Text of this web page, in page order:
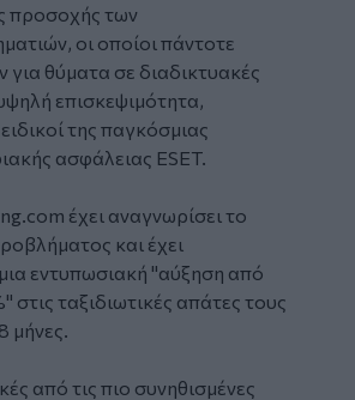
προσοχής των
οι οποίοι πάντοτε
θύματα σε διαδικτυακές
επισκεψιμότητα,
της παγκόσμιας
ασφάλειας ESET.
έχει αναγνωρίσει το
και έχει
εντυπωσιακή "αύξηση από
ταξιδιωτικές απάτες τους
μήνες.
από τις πιο συνηθισμένες